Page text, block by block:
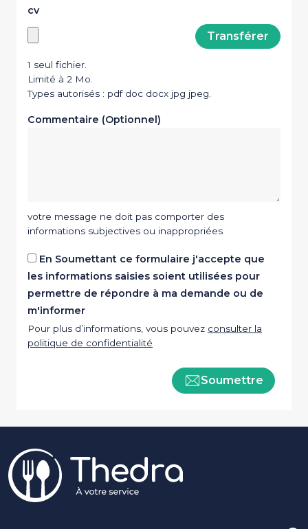
cv
1 seul fichier.
Limité à 2 Mo.
Types autorisés : pdf doc docx jpg jpeg.
Commentaire (Optionnel)
votre message ne doit pas comporter des
informations subjectives ou inappropriées
En Soumettant ce formulaire j'accepte que
les informations saisies soient utilisées pour
permettre de répondre à ma demande ou de
m'informer
Pour plus d’informations, vous pouvez consulter la
politique de confidentialité
Soumettre